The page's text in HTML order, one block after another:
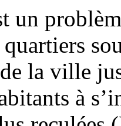
un
la ville
à